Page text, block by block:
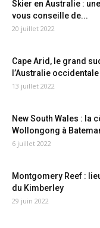
Skier en Australie :
vous conseille de...
20 juillet 2022
Cape Arid, le grand
l’Australie occidentale
13 juillet 2022
New South Wales : la
Wollongong à
6 juillet 2022
Montgomery Reef :
du Kimberley
29 juin 2022